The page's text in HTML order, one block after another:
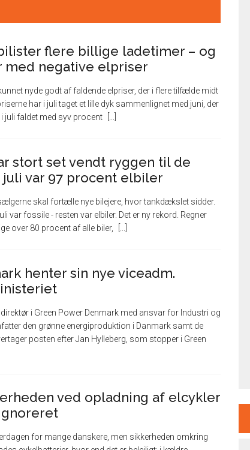
flere billige ladetimer – og
negative elpriser
nyde godt af faldende elpriser, der i flere tilfælde midt
har i juli taget et lille dyk sammenlignet med juni, der
juli faldet med syv procent
stort set vendt ryggen til de
var 97 procent elbiler
skal fortælle nye bilejere, hvor tankdækslet sidder.
var fossile - resten var elbiler. Det er ny rekord. Regner
over 80 procent af alle biler,
henter sin nye viceadm.
i Green Power Denmark med ansvar for Industri og
den grønne energiproduktion i Danmark samt de
posten efter Jan Hylleberg, som stopper i Green
ved opladning af elcykler
for mange danskere, men sikkerheden omkring